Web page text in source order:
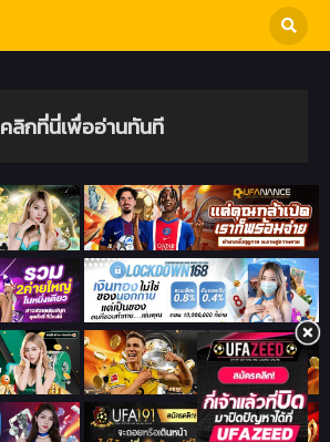
คลิกที่นี่เพื่ออ่านทันที